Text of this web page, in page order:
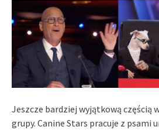
Jeszcze bardziej wyjątkową częścią
grupy. Canine Stars pracuje z psami